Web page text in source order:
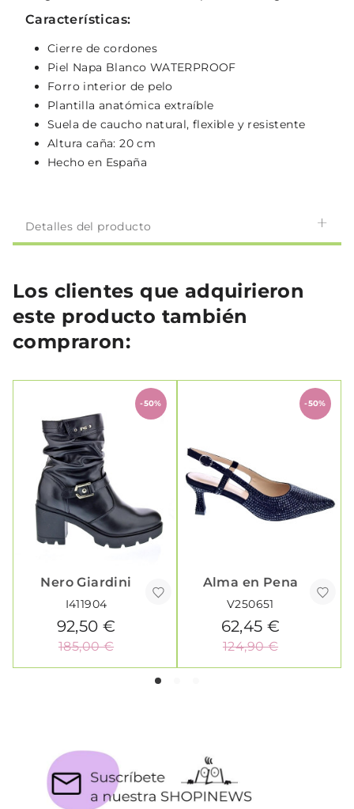
Características:
Cierre de cordones
Piel Napa Blanco WATERPROOF
Forro interior de pelo
Plantilla anatómica extraíble
Suela de caucho natural, flexible y resistente
Altura caña: 20 cm
Hecho en España
Detalles del producto
Los clientes que adquirieron
este producto también
compraron:
-50%
Nero Giardini
I411904
92,50 €
185,00 €
-50%
Alma en Pena
V250651
62,45 €
124,90 €